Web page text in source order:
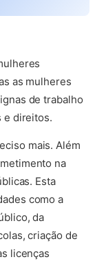
as mulheres
de trabalho
e direitos.
mais. Além
na
Esta
como a
da
criação de
licenças